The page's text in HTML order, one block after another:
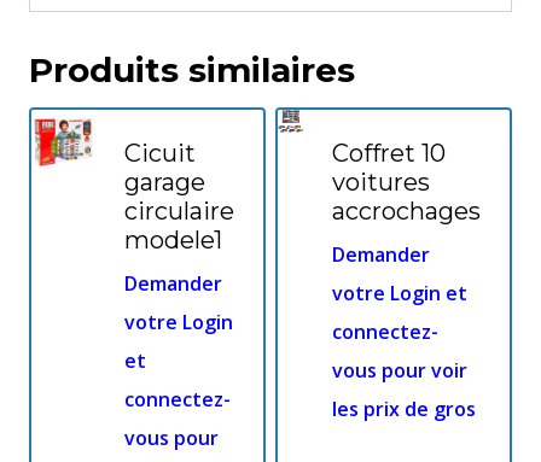
Produits similaires
Cicuit
garage
circulaire
modele1
Demander
votre Login
et
connectez-
vous pour
Coffret 10
voitures
accrochages
Demander
votre Login et
connectez-
vous pour voir
les prix de gros